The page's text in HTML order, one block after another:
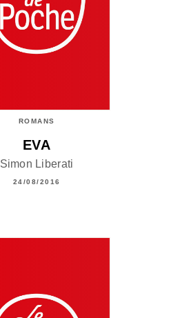
ROMANS
EVA
Simon Liberati
24/08/2016